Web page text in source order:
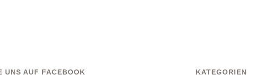
UNS AUF FACEBOOK KATEGORIEN